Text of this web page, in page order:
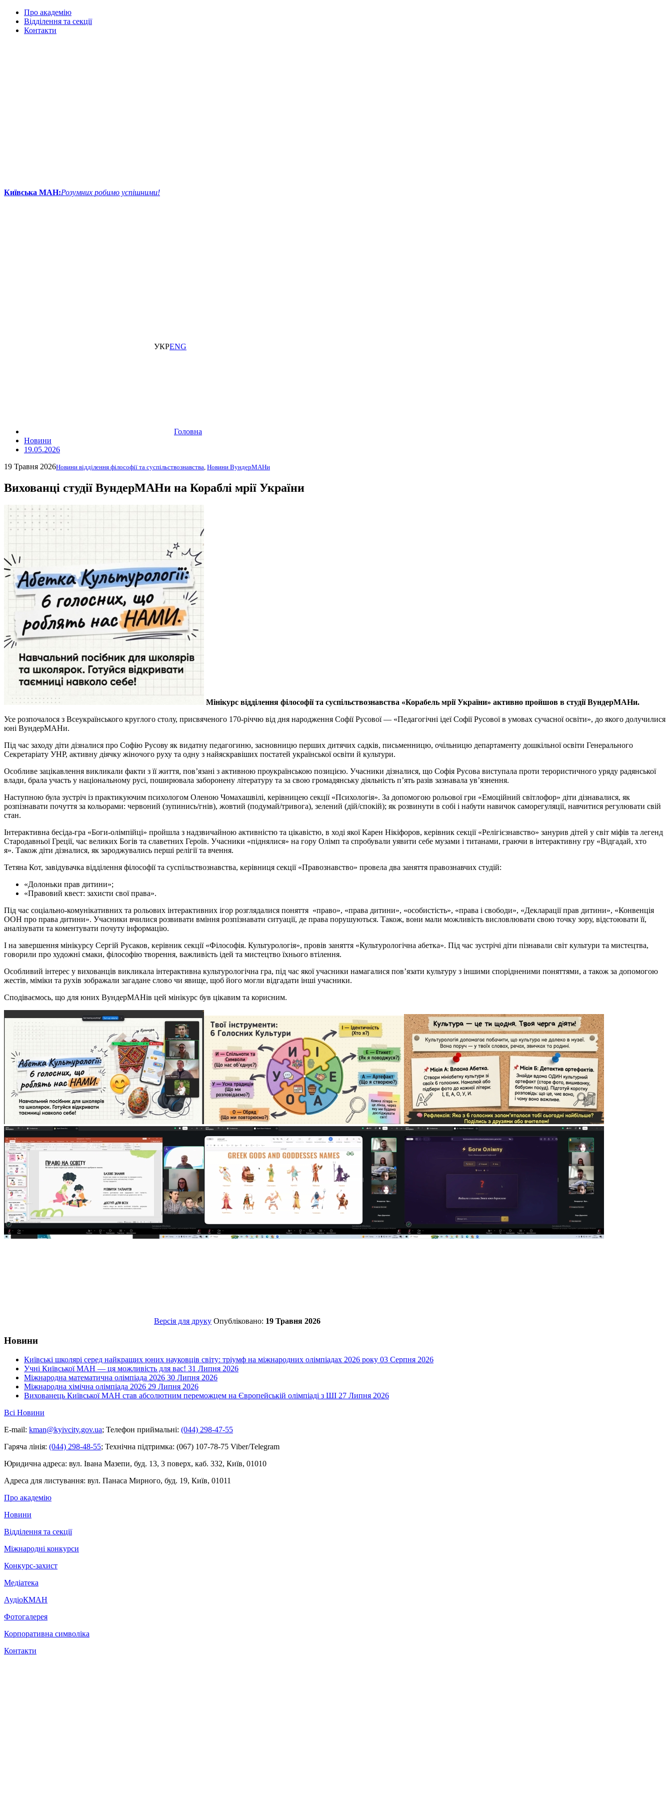
Про академію
Відділення та секції
Контакти
Київська МАН:Розумних робимо успішними!
УКРENG
Головна
Новини
19.05.2026
19 Травня 2026Новини відділення філософії та суспільствознавства, Новини ВундерМАНи
Вихованці студії ВундерМАНи на Кораблі мрії України
Мінікурс відділення філософії та суспільствознавства «Корабель мрії України» активно пройшов в студії ВундерМАНи.
Усе розпочалося з Всеукраїнського круглого столу, присвяченого 170-річчю від дня народження Софії Русової — «Педагогічні ідеї Софії Русової в умовах сучасної освіти», до якого долучилися
юні ВундерМАНи.
Під час заходу діти дізналися про Софію Русову як видатну педагогиню, засновницю перших дитячих садків, письменницю, очільницю департаменту дошкільної освіти Генерального
Секретаріату УНР, активну діячку жіночого руху та одну з найяскравіших постатей української освіти й культури.
Особливе зацікавлення викликали факти з її життя, пов’язані з активною проукраїнською позицією. Учасники дізналися, що Софія Русова виступала проти терористичного уряду радянської
влади, брала участь у національному русі, поширювала заборонену літературу та за свою громадянську діяльність п’ять разів зазнавала ув’язнення.
Наступною була зустріч із практикуючим психологом Оленою Чомахашвілі, керівницею секції «Психологія». За допомогою рольової гри «Емоційний світлофор» діти дізнавалися, як
розпізнавати почуття за кольорами: червоний (зупинись/гнів), жовтий (подумай/тривога), зелений (дій/спокій); як розвинути в собі і набути навичок саморегуляції, навчитися регулювати свій
стан.
Інтерактивна бесіда-гра «Боги-олімпійці» пройшла з надзвичайною активністю та цікавістю, в ході якої Карен Нікіфоров, керівник секції «Релігієзнавство» занурив дітей у світ міфів та легенд
Стародавньої Греції, час великих Богів та славетних Героїв. Учасники «піднялися» на гору Олімп та спробували уявити себе музами і титанами, граючи в інтерактивну гру «Відгадай, хто
я». Також діти дізналися, як зароджувались перші релігії та вчення.
Тетяна Кот, завідувачка відділення філософії та суспільствознавства, керівниця секції «Правознавство» провела два заняття правознавчих студій:
«Долоньки прав дитини»;
«Правовий квест: захисти свої права».
Під час соціально-комунікативних та рольових інтерактивних ігор розглядалися поняття «право», «права дитини», «особистість», «права і свободи», «Декларації прав дитини», «Конвенція
ООН про права дитини». Учасники вчилися розвивати вміння розпізнавати ситуації, де права порушуються. Також, вони мали можливість висловлювати свою точку зору, відстоювати її,
аналізувати та коментувати почуту інформацію.
І на завершення мінікурсу Сергій Русаков, керівник секції «Філософія. Культурологія», провів заняття «Культурологічна абетка». Під час зустрічі діти пізнавали світ культури та мистецтва,
говорили про художні смаки, філософію творення, важливість ідей та мистецтво їхнього втілення.
Особливий інтерес у вихованців викликала інтерактивна культурологічна гра, під час якої учасники намагалися пов’язати культуру з іншими спорідненими поняттями, а також за допомогою
жестів, міміки та рухів зображали загадане слово чи явище, щоб його могли відгадати інші учасники.
Сподіваємось, що для юних ВундерМАНів цей мінікурс був цікавим та корисним.
Версія для друку Опубліковано: 19 Травня 2026
Новини
Київські школярі серед найкращих юних науковців світу: тріумф на міжнародних олімпіадах 2026 року 03 Серпня 2026
Учні Київської МАН — ця можливість для вас! 31 Липня 2026
Міжнародна математична олімпіада 2026 30 Липня 2026
Міжнародна хімічна олімпіада 2026 29 Липня 2026
Вихованець Київської МАН став абсолютним переможцем на Європейській олімпіаді з ШІ 27 Липня 2026
Всі Новини
E-mail: kman@kyivcity.gov.ua; Телефон приймальні: (044) 298-47-55
Гаряча лінія: (044) 298-48-55; Технічна підтримка: (067) 107-78-75 Viber/Telegram
Юридична адреса: вул. Івана Мазепи, буд. 13, 3 поверх, каб. 332, Київ, 01010
Адреса для листування: вул. Панаса Мирного, буд. 19, Київ, 01011
Про академію
Новини
Відділення та секції
Міжнародні конкурси
Конкурс-захист
Медіатека
АудіоКМАН
Фотогалерея
Корпоративна символіка
Контакти